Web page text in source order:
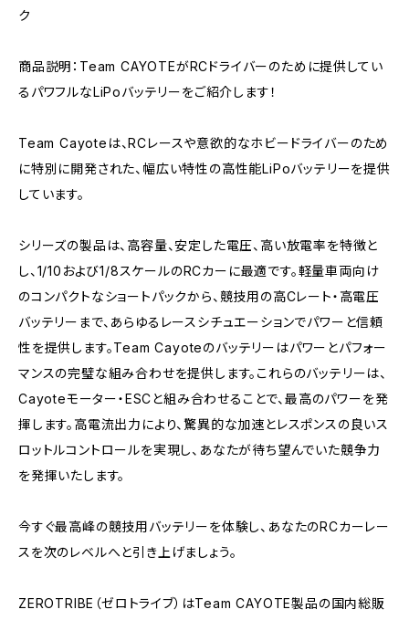
ク
商品説明：Team CAYOTEがRCドライバーのために提供してい
るパワフルなLiPoバッテリーをご紹介します！
Team Cayoteは、RCレースや意欲的なホビードライバーのため
に特別に開発された、幅広い特性の高性能LiPoバッテリーを提供
しています。
シリーズの製品は、高容量、安定した電圧、高い放電率を特徴と
し、1/10および1/8スケールのRCカーに最適です。軽量車両向け
のコンパクトなショートパックから、競技用の高Cレート・高電圧
バッテリーまで、あらゆるレースシチュエーションでパワーと信頼
性を提供します。Team Cayoteのバッテリーはパワーとパフォー
マンスの完璧な組み合わせを提供します。これらのバッテリーは、
Cayoteモーター・ESCと組み合わせることで、最高のパワーを発
揮します。高電流出力により、驚異的な加速とレスポンスの良いス
ロットルコントロールを実現し、あなたが待ち望んでいた競争力
を発揮いたします。
今すぐ最高峰の競技用バッテリーを体験し、あなたのRCカーレー
スを次のレベルへと引き上げましょう。
ZEROTRIBE（ゼロトライブ）はTeam CAYOTE製品の国内総販